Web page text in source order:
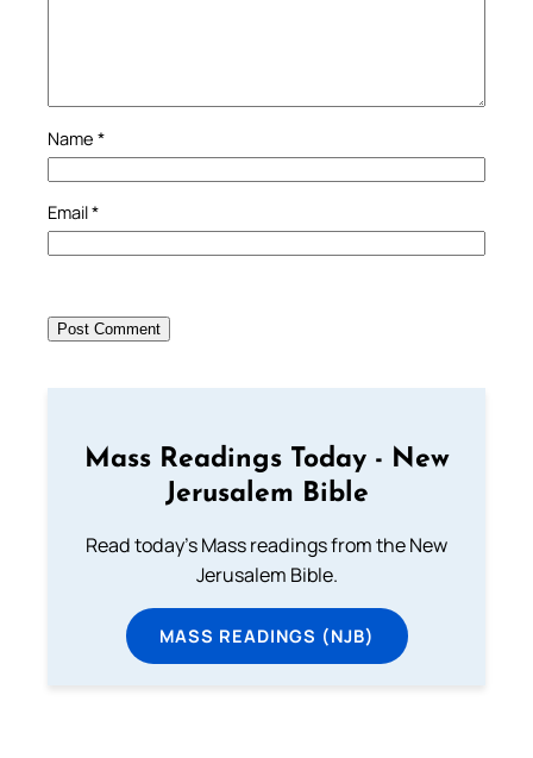
Name *
Email*
Mass Readings Today - New
Jerusalem Bible
Read today's Mass readings from the New
Jerusalem Bible.
MASS READINGS (NJB)